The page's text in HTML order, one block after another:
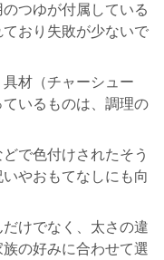
のつゆが付属している
おり失敗が少ないで
具材（チャーシュー
いるものは、調理の
どで色付けされたそう
やおもてなしにも向
だけでなく、太さの違
の好みに合わせて選